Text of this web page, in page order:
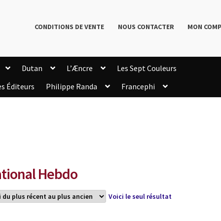
CONDITIONS DE VENTE NOUS CONTACTER MON
Dutan L’Æncre
Les Sept Couleurs
Éditeurs Philippe Randa
Francephi
Hebdo
Voici le seul résultat